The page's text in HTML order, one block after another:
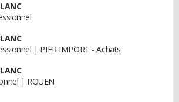
| PIER IMPORT - Achats
| ROUEN